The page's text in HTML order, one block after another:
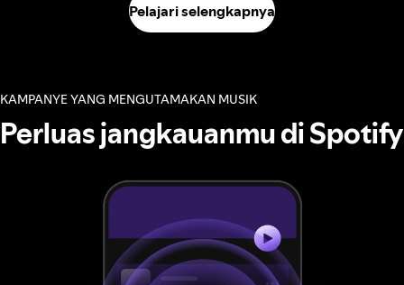
Pelajari selengkapnya
KAMPANYE YANG MENGUTAMAKAN MUSIK
Perluas jangkauanmu di Spotify